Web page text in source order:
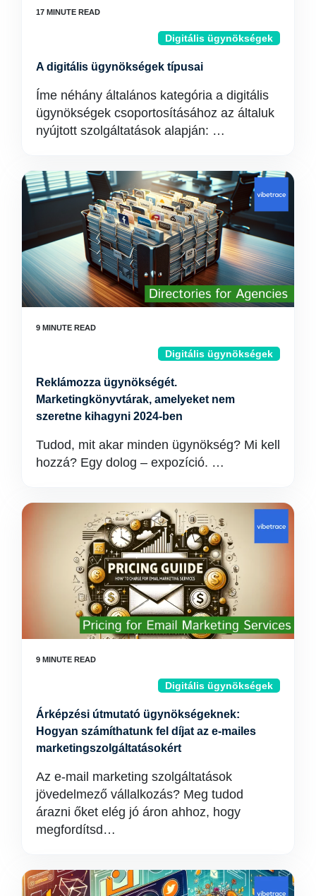
Digitális ügynökségek
A digitális ügynökségek típusai
Íme néhány általános kategória a digitális
ügynökségek csoportosításához az általuk
nyújtott szolgáltatások alapján: …
Digitális ügynökségek
Reklámozza ügynökségét.
Marketingkönyvtárak, amelyeket nem
szeretne kihagyni 2024-ben
Tudod, mit akar minden ügynökség? Mi kell
hozzá? Egy dolog – expozíció. …
Digitális ügynökségek
Árképzési útmutató ügynökségeknek:
Hogyan számíthatunk fel díjat az e-mailes
marketingszolgáltatásokért
Az e-mail marketing szolgáltatások
jövedelmező vállalkozás? Meg tudod
árazni őket elég jó áron ahhoz, hogy
megfordítsd…